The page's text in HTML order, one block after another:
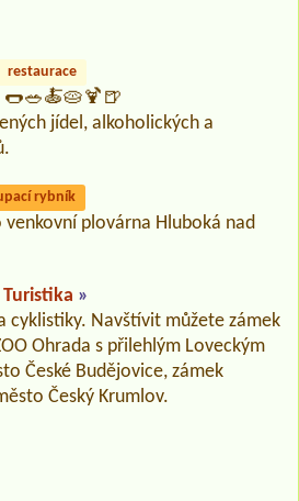
restaurace
🌭🥗🍝🥧🍹🍺
jídel, alkoholických a
rybník
plovárna Hluboká nad
Turistika »
cyklistiky. Navštívit můžete zámek
Ohrada s přilehlým Loveckým
České Budějovice, zámek
Český Krumlov.